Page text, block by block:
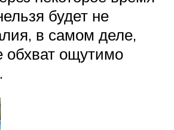
будет не
в самом деле,
обхват ощутимо